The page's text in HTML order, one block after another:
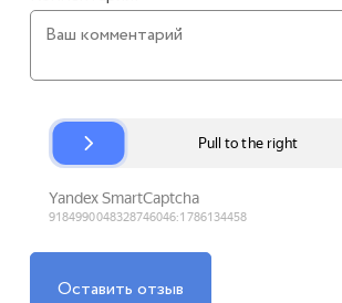
Оставить отзыв